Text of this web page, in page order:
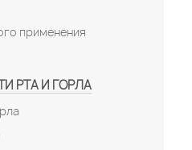
применения
РТА И ГОРЛА